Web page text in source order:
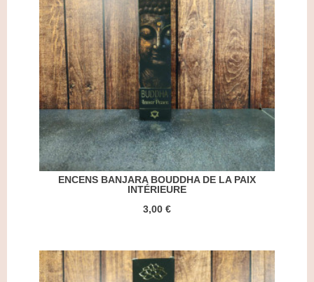
ENCENS BANJARA BOUDDHA DE LA PAIX
INTÉRIEURE
3,00 €